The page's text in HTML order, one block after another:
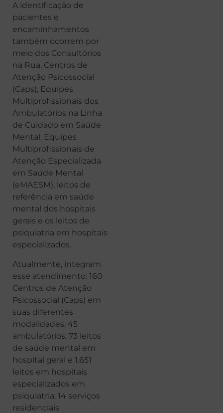
A identificação de
pacientes e
encaminhamentos
também ocorrem por
meio dos Consultórios
na Rua, Centros de
Atenção Psicossocial
(Caps), Equipes
Multiprofissionais dos
Ambulatórios na Linha
de Cuidado em Saúde
Mental, Equipes
Multiprofissionais de
Atenção Especializada
em Saúde Mental
(eMAESM), leitos de
referência em saúde
mental dos hospitais
gerais e os leitos de
psiquiatria em hospitais
especializados.
Atualmente, integram
esse atendimento: 160
Centros de Atenção
Psicossocial (Caps) em
suas diferentes
modalidades; 45
ambulatórios; 73 leitos
de saúde mental em
hospital geral e 1.651
leitos em hospitais
especializados em
psiquiatria; 14 serviços
residenciais